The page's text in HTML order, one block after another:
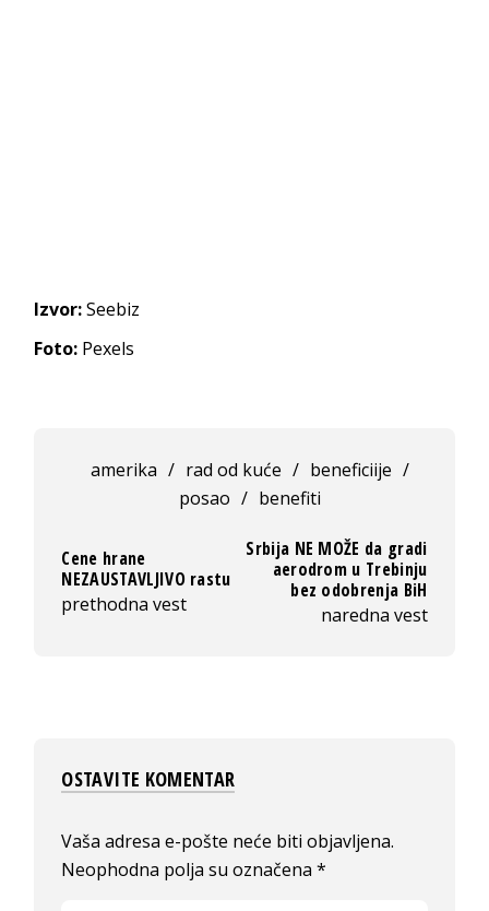
Izvor:Seebiz
Foto: Pexels
amerika / rad od kuće / beneficiije /
posao / benefiti
Cene hrane
NEZAUSTAVLJIVO rastu
prethodna vest
Srbija NE MOŽE da gradi
aerodrom u Trebinju
bez odobrenja BiH
naredna vest
OSTAVITE KOMENTAR
Vaša adresa e-pošte neće biti objavljena.
Neophodna polja su označena*